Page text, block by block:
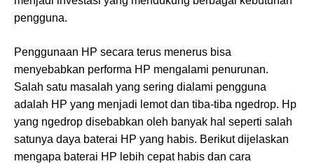
pengguna.
Penggunaan HP secara terus menerus bisa
menyebabkan performa HP mengalami penurunan.
Salah satu masalah yang sering dialami pengguna
adalah HP yang menjadi lemot dan tiba-tiba ngedrop. Hp
yang ngedrop disebabkan oleh banyak hal seperti salah
satunya daya baterai HP yang habis. Berikut dijelaskan
mengapa baterai HP lebih cepat habis dan cara